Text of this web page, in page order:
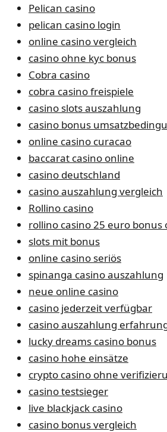
Pelican casino
pelican casino login
online casino vergleich
casino ohne kyc bonus
Cobra casino
cobra casino freispiele
casino slots auszahlung
casino bonus
online casino curacao
baccarat casino online
casino deutschland
casino auszahlung vergleich
Rollino casino
rollino casino 25 euro
slots mit bonus
online casino seriös
spinanga casino auszahlung
neue online casino
casino jederzeit verfügbar
casino auszahlung
lucky dreams casino bonus
casino hohe einsätze
crypto casino ohne
casino testsieger
live blackjack casino
casino bonus vergleich